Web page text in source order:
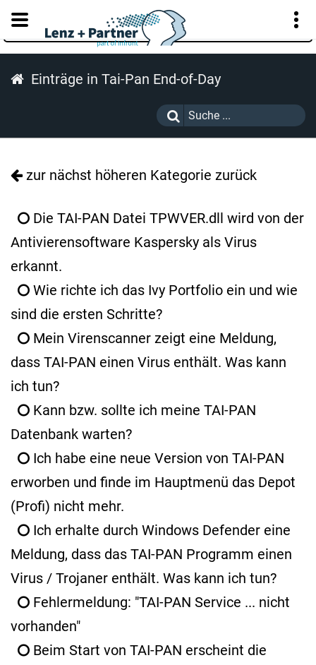
KUNDENPORTAL
Einträge in Tai-Pan End-of-Day
zur nächst höheren Kategorie zurück
Die TAI-PAN Datei TPWVER.dll wird von der
Antivierensoftware Kaspersky als Virus
erkannt.
Wie richte ich das Ivy Portfolio ein und wie
sind die ersten Schritte?
Mein Virenscanner zeigt eine Meldung,
dass TAI-PAN einen Virus enthält. Was kann
ich tun?
Kann bzw. sollte ich meine TAI-PAN
Datenbank warten?
Ich habe eine neue Version von TAI-PAN
erworben und finde im Hauptmenü das Depot
(Profi) nicht mehr.
Ich erhalte durch Windows Defender eine
Meldung, dass das TAI-PAN Programm einen
Virus / Trojaner enthält. Was kann ich tun?
Fehlermeldung: "TAI-PAN Service ... nicht
vorhanden"
Beim Start von TAI-PAN erscheint die